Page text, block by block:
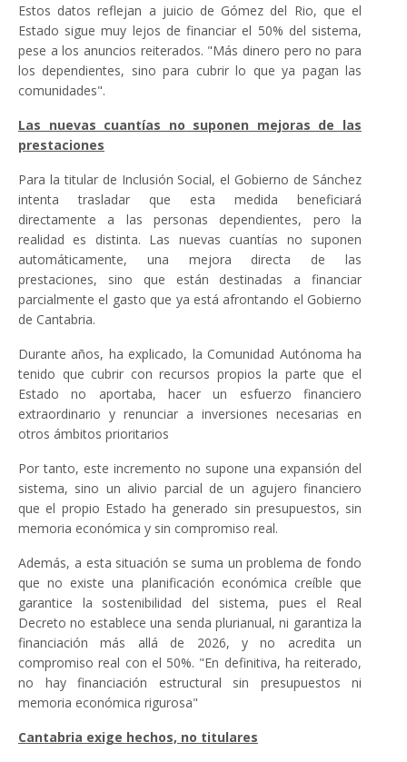
Estos datos reflejan a juicio de Gómez del Rio, que el
Estado sigue muy lejos de financiar el 50% del sistema,
pese a los anuncios reiterados. "Más dinero pero no para
los dependientes, sino para cubrir lo que ya pagan las
comunidades".
Las nuevas cuantías no suponen mejoras de las
prestaciones
Para la titular de Inclusión Social, el Gobierno de Sánchez
intenta trasladar que esta medida beneficiará
directamente a las personas dependientes, pero la
realidad es distinta. Las nuevas cuantías no suponen
automáticamente, una mejora directa de las
prestaciones, sino que están destinadas a financiar
parcialmente el gasto que ya está afrontando el Gobierno
de Cantabria.
Durante años, ha explicado, la Comunidad Autónoma ha
tenido que cubrir con recursos propios la parte que el
Estado no aportaba, hacer un esfuerzo financiero
extraordinario y renunciar a inversiones necesarias en
otros ámbitos prioritarios
Por tanto, este incremento no supone una expansión del
sistema, sino un alivio parcial de un agujero financiero
que el propio Estado ha generado sin presupuestos, sin
memoria económica y sin compromiso real.
Además, a esta situación se suma un problema de fondo
que no existe una planificación económica creíble que
garantice la sostenibilidad del sistema, pues el Real
Decreto no establece una senda plurianual, ni garantiza la
financiación más allá de 2026, y no acredita un
compromiso real con el 50%. "En definitiva, ha reiterado,
no hay financiación estructural sin presupuestos ni
memoria económica rigurosa"
Cantabria exige hechos, no titulares